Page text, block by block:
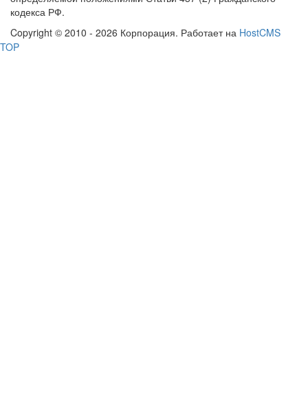
кодекса РФ.
Copyright © 2010 - 2026 Корпорация. Работает на HostCMS
TOP